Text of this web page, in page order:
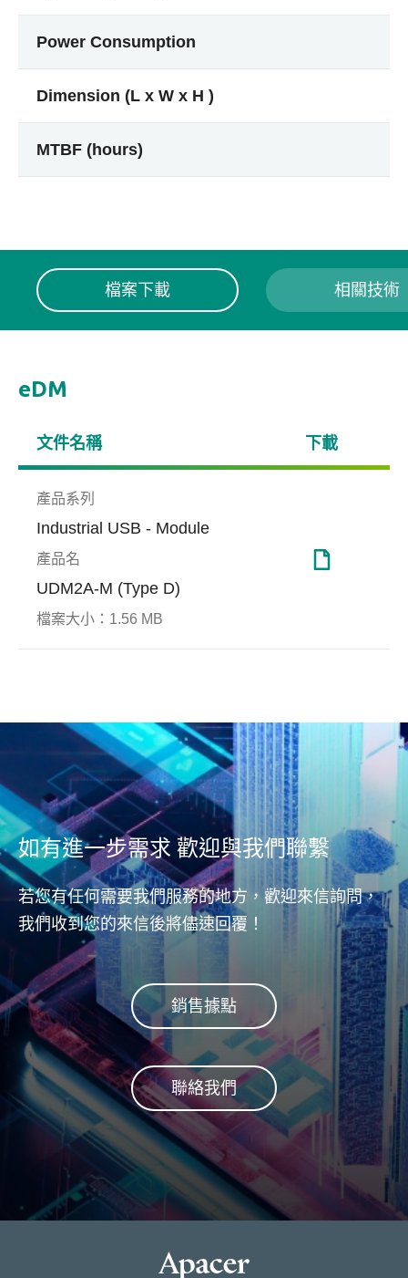
Power Consumption
Dimension (L x W x H )
MTBF (hours)
檔案下載 相關技術
eDM
文件名稱 下載
產品系列
Industrial USB - Module
產品名
UDM2A-M (Type D)
檔案大小： 1.56 MB
S.M.A.R.T.
報告技術是一種自動執行檢測
及預警的技術，可幫助使用者
了解硬碟或固態硬碟的健康狀
況為何。
極端
性。
醫療照護
結合網路遠端管理和患者資料
的智能互聯醫療設備，因而需
要有強大的嵌入式解決方案。
與網
用度
量身
的工
解決
如有進一步需求 歡迎與我們聯繫
若您有任何需要我們服務的地方，歡迎來信詢問，
我們收到您的來信後將儘速回覆！
銷售據點
聯絡我們